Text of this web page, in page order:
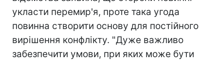
укласти перемир'я, проте така угода
повинна створити основу для постійного
вирішення конфлікту. "Дуже важливо
забезпечити умови, при яких може бути